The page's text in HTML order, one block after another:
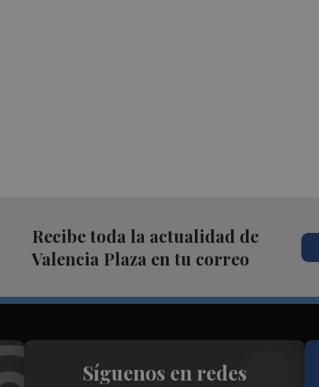
Recibe toda la actualidad de
Valencia Plaza en tu correo
Síguenos en redes